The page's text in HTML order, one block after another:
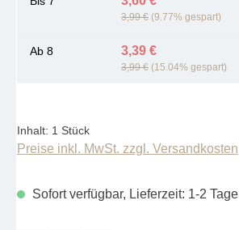
3,99 € (9.77% gespart)
Ab 8 3,39 €
3,99 € (15.04% gespart)
Inhalt: 1 Stück
Preise inkl. MwSt. zzgl. Versandkosten
Sofort verfügbar, Lieferzeit: 1-2 Tage